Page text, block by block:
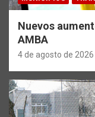
Nuevos
AMBA
4 de agosto de 2026